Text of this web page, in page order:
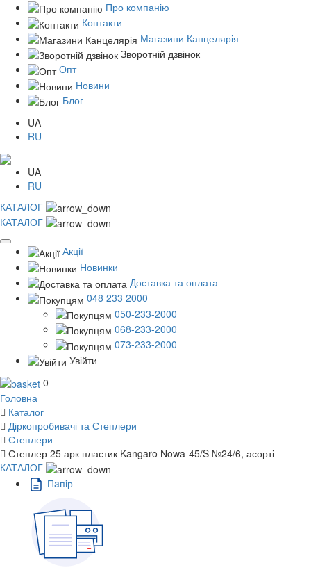
Про компанію
Контакти
Магазини Канцелярія
Зворотній дзвінок
Опт
Новини
Блог
UA
RU
UA
RU
КАТАЛОГ
КАТАЛОГ
Акції
Новинки
Доставка та оплата
048 233 2000
050-233-2000
068-233-2000
073-233-2000
Увійти
0
Головна
Каталог
Діркопробивачі та Степлери
Степлери
Степлер 25 арк пластик Kangaro Nowa-45/S №24/6, асорті
КАТАЛОГ
Пaпiр